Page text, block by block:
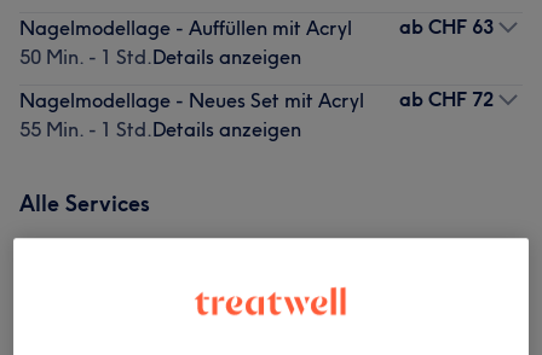
Nagelmodellage - Auffüllen mit Acryl
50 Min. - 1 Std.Details anzeigen
ab CHF 63
Nagelmodellage - Neues Set mit Acryl
55 Min. - 1 Std.Details anzeigen
ab CHF 72
Alle Services